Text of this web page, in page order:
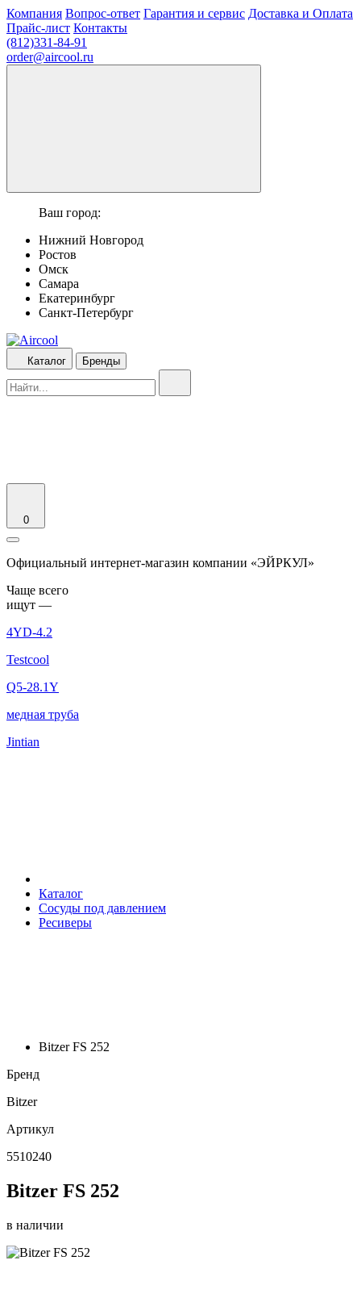
Компания Вопрос-ответ Гарантия и сервис Доставка и Оплата
Прайс-лист Контакты
(812)331-84-91
order@aircool.ru
Ваш город:
Нижний Новгород
Ростов
Омск
Самара
Екатеринбург
Санкт-Петербург
Каталог Бренды
0
Официальный интернет-магазин компании «ЭЙРКУЛ»
Чаще вcего
ищут —
4YD-4.2
Testcool
Q5-28.1Y
медная труба
Jintian
Каталог
Сосуды под давлением
Ресиверы
Bitzer FS 252
Бренд
Bitzer
Артикул
5510240
Bitzer FS 252
в наличии